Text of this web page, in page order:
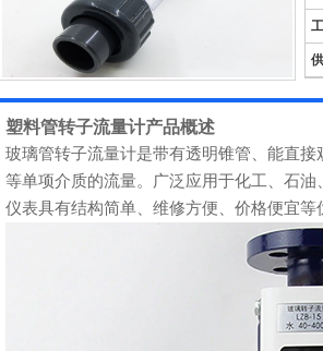
工
供
塑料管转子流量计产品概述
玻璃管转子流量计是带有透明锥管、能直
等单项介质的流量。广泛应用于化工、石油
仪表具有结构简单、维修方便、价格便宜等优